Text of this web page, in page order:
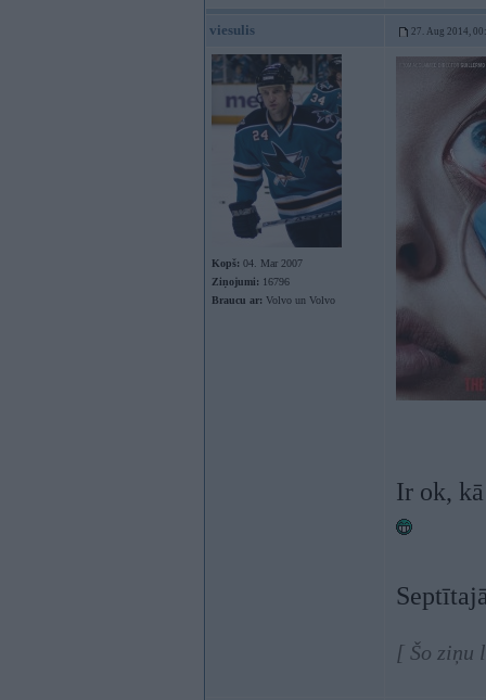
viesulis 27. Aug 2014,
Kopš: 04. Mar 2007
Ziņojumi: 16796
Braucu ar: Volvo un Volvo
Ir ok,
[ Šo ziņu